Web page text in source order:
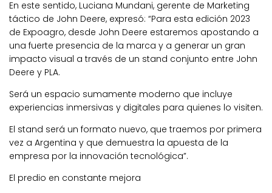
En este sentido, Luciana Mundani, gerente de Marketing
táctico de John Deere, expresó: “Para esta edición 2023
de Expoagro, desde John Deere estaremos apostando a
una fuerte presencia de la marca y a generar un gran
impacto visual a través de un stand conjunto entre John
Deere y PLA.
Será un espacio sumamente moderno que incluye
experiencias inmersivas y digitales para quienes lo visiten.
El stand será un formato nuevo, que traemos por primera
vez a Argentina y que demuestra la apuesta de la
empresa por la innovación tecnológica”.
El predio en constante mejora